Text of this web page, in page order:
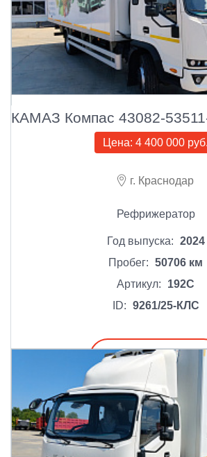
КАМАЗ Компас 43082-
Цена: 4 400 000 руб.
г. Краснодар
Рефрижератор
Год выпуска: 2024
Пробег: 50706 км
Артикул:
192С
ID: 9261/25-КЛС
Подробнее